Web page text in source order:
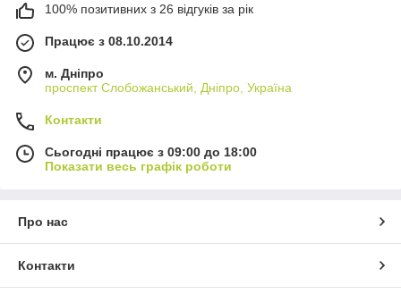
100% позитивних з 26 відгуків за рік
Працює з 08.10.2014
м. Дніпро
проспект Слобожанський, Дніпро, Україна
Контакти
Сьогодні працює з 09:00 до 18:00
Показати весь графік роботи
Про нас
Контакти